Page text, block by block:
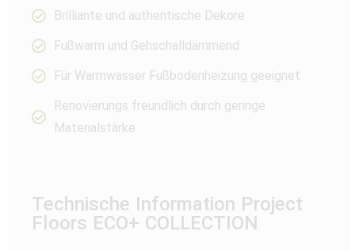
Brilliante und authentische Dekore
Fußwarm und Gehschalldämmend
Für Warmwasser Fußbodenheizung geeignet
Renovierungs freundlich durch geringe
Materialstärke
Technische Information Project
Floors ECO+ COLLECTION